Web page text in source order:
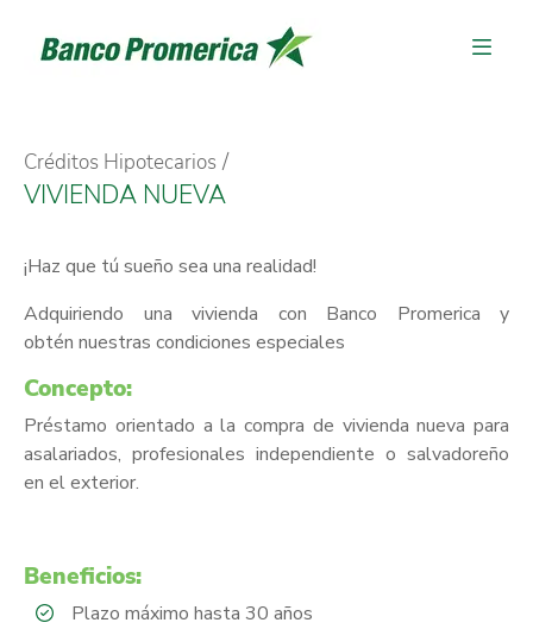
Créditos Hipotecarios
VIVIENDA NUEVA
¡Haz que tú sueño sea una realidad!
Adquiriendo una vivienda con Banco Promerica y
obtén nuestras condiciones especiales
Concepto:
Préstamo orientado a la compra de vivienda nueva para
asalariados, profesionales independiente o salvadoreño
en el exterior.
Beneficios:
Plazo máximo hasta 30 años